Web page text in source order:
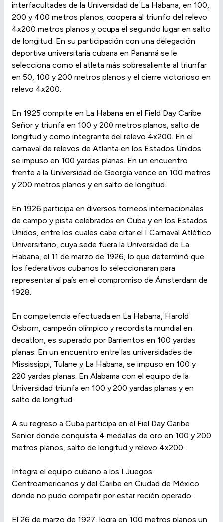
interfacultades de la Universidad de La Habana, en 100,
200 y 400 metros planos; coopera al triunfo del relevo
4x200 metros planos y ocupa el segundo lugar en salto
de longitud. En su participación con una delegación
deportiva universitaria cubana en Panamá se le
selecciona como el atleta más sobresaliente al triunfar
en 50, 100 y 200 metros planos y el cierre victorioso en
relevo 4x200.
En 1925 compite en La Habana en el Field Day Caribe
Señor y triunfa en 100 y 200 metros planos, salto de
longitud y como integrante del relevo 4x200. En el
carnaval de relevos de Atlanta en los Estados Unidos
se impuso en 100 yardas planas. En un encuentro
frente a la Universidad de Georgia vence en 100 metros
y 200 metros planos y en salto de longitud.
En 1926 participa en diversos torneos internacionales
de campo y pista celebrados en Cuba y en los Estados
Unidos, entre los cuales cabe citar el I Carnaval Atlético
Universitario, cuya sede fuera la Universidad de La
Habana, el 11 de marzo de 1926, lo que determinó que
los federativos cubanos lo seleccionaran para
representar al país en el compromiso de Ámsterdam de
1928.
En competencia efectuada en La Habana, Harold
Osborn, campeón olímpico y recordista mundial en
decatlon, es superado por Barrientos en 100 yardas
planas. En un encuentro entre las universidades de
Mississippi, Tulane y La Habana, se impuso en 100 y
220 yardas planas. En Alabama con el equipo de la
Universidad triunfa en 100 y 200 yardas planas y en
salto de longitud.
A su regreso a Cuba participa en el Fiel Day Caribe
Senior donde conquista 4 medallas de oro en 100 y 200
metros planos, salto de longitud y relevo 4x200.
Integra el equipo cubano a los I Juegos
Centroamericanos y del Caribe en Ciudad de México
donde no pudo competir por estar recién operado.
El 26 de marzo de 1927, logra en 100 metros planos un